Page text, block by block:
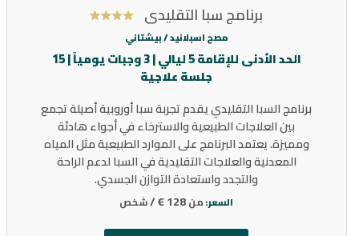
برنامج سبا التقليدي
مصح اسبلانيد /بيشتاني
الحد الأدنى للإقامة 5 ليالي | 3 وجبات يومياً | 15
جلسة علاجية
برنامج السبا التقليدي يقدم تجربة سبا أوروبية أصيلة تجمع
بين العلاجات الطبيعية والاسترخاء في أجواء هادئة
ومميزة. يعتمد البرنامج على الموارد الطبيعية مثل المياه
المعدنية والعلاجات التقليدية في السبا لدعم الراحة
والتجدد واستعادة التوازن الجسدي.
السعر: من128 € / شخص